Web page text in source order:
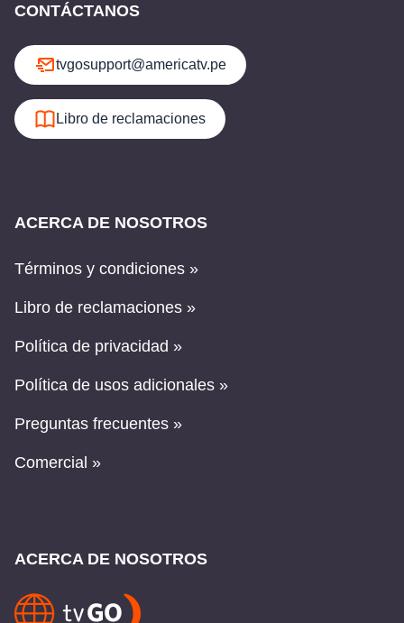
CONTÁCTANOS
tvgosupport@americatv.pe
Libro de reclamaciones
ACERCA DE NOSOTROS
Términos y condiciones »
Libro de reclamaciones »
Política de privacidad »
Política de usos adicionales »
Preguntas frecuentes »
Comercial »
ACERCA DE NOSOTROS